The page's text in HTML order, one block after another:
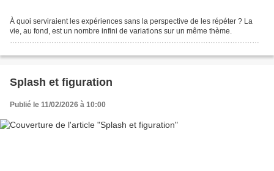
À quoi serviraient les expériences sans la perspective de les répéter ? La
vie, au fond, est un nombre infini de variations sur un même thème.
…………………………………………………………………………………………
Suite...
Splash et figuration
Publié le 11/02/2026 à 10:00